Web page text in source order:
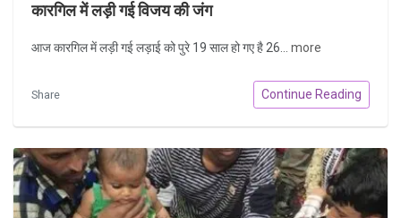
कारगिल में लड़ी गई विजय की जंग
आज कारगिल में लड़ी गई लड़ाई को पुरे 19 साल हो गए है 26... more
Share Continue Reading